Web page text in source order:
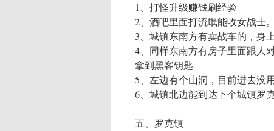
1、打怪升级赚钱刷经验
2、酒吧里面打流氓能收女战士
3、城镇东南方有卖战车的，身
4、同样东南方有房子里面跟人
拿到黑客钥匙
5、左边有个山洞，目前进去没
6、城镇北边能到达下个城镇罗
五、罗克镇